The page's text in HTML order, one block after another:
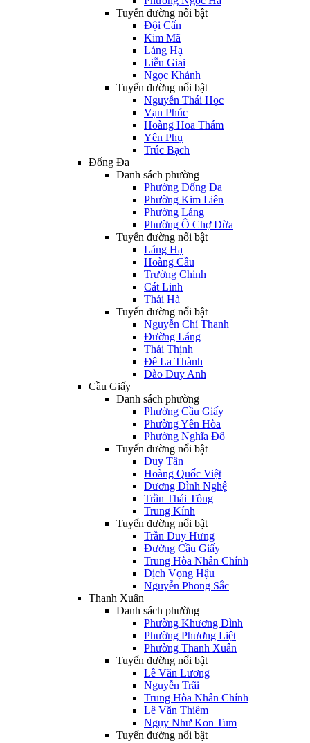
Tuyến đường nổi bật
Đội Cấn
Kim Mã
Láng Hạ
Liễu Giai
Ngọc Khánh
Tuyến đường nổi bật
Nguyễn Thái Học
Vạn Phúc
Hoàng Hoa Thám
Yên Phụ
Trúc Bạch
Đống Đa
Danh sách phường
Phường Đống Đa
Phường Kim Liên
Phường Láng
Phường Ô Chợ Dừa
Tuyến đường nổi bật
Láng Hạ
Hoàng Cầu
Trường Chinh
Cát Linh
Thái Hà
Tuyến đường nổi bật
Nguyễn Chí Thanh
Đường Láng
Thái Thịnh
Đê La Thành
Đào Duy Anh
Cầu Giấy
Danh sách phường
Phường Cầu Giấy
Phường Yên Hòa
Phường Nghĩa Đô
Tuyến đường nổi bật
Duy Tân
Hoàng Quốc Việt
Dương Đình Nghệ
Trần Thái Tông
Trung Kính
Tuyến đường nổi bật
Trần Duy Hưng
Đường Cầu Giấy
Trung Hòa Nhân Chính
Dịch Vọng Hậu
Nguyễn Phong Sắc
Thanh Xuân
Danh sách phường
Phường Khương Đình
Phường Phương Liệt
Phường Thanh Xuân
Tuyến đường nổi bật
Lê Văn Lương
Nguyễn Trãi
Trung Hòa Nhân Chính
Lê Văn Thiêm
Ngụy Như Kon Tum
Tuyến đường nổi bật